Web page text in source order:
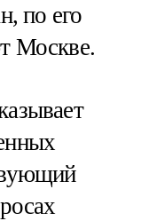
по его
Москве.